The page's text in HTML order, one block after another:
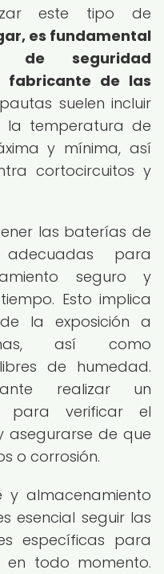
este tipo de
es fundamental
de seguridad
fabricante de las
suelen incluir
la temperatura de
y mínima, así
cortocircuitos y
las baterías de
para
seguro y
Esto implica
la exposición a
así como
de humedad.
realizar un
para verificar el
de que
o corrosión.
y almacenamiento
esencial seguir las
específicas para
todo momento.